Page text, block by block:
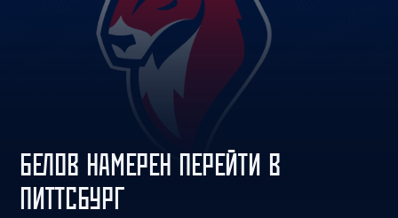
БЕЛОВ НАМЕРЕН ПЕРЕЙТИ В
ПИТТСБУРГ